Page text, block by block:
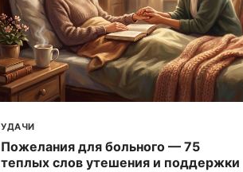
УДАЧИ
Пожелания для больного — 75
теплых слов утешения и поддержки